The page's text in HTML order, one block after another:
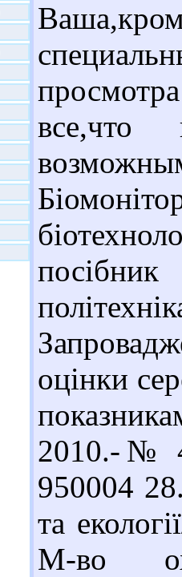
оцінки
2010.-№
950004
та
М-во